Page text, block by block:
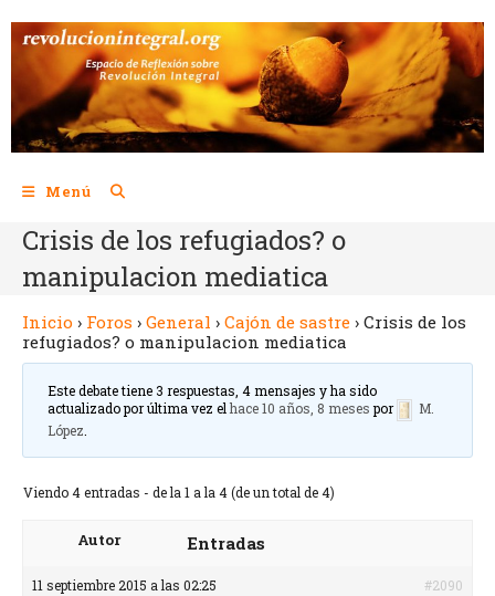
Menú
Crisis de los refugiados? o
manipulacion mediatica
Inicio › Foros › General › Cajón de sastre › Crisis de los
refugiados? o manipulacion mediatica
Este debate tiene 3 respuestas, 4 mensajes y ha sido
actualizado por última vez elhace 10 años, 8 mesespor
M.
López
Viendo 4 entradas - de la 1 a la 4 (de un total de 4)
Autor Entradas
11 septiembre 2015 a las 02:25 #2090